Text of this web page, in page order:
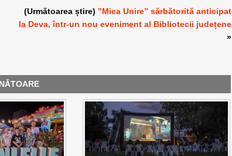
(Următoarea știre) ”Mica Unire” sărbătorită anticipat
la Deva, într-un nou eveniment al Bibliotecii județene
»